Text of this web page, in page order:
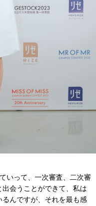
いって、一次審査、二次審
会うことができて、私は
るんですが、それを最も感